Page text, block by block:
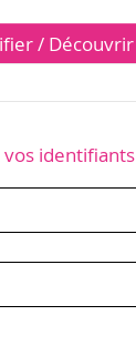
/ Découvrir
vos identifiants